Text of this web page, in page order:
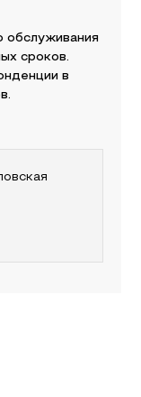
обслуживания
сроков.
в